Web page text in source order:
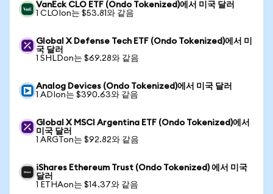
VanEck CLO ETF (Ondo Tokenized)에서 미국 달러
1 CLOIon는 $53.81와 같음
Global X Defense Tech ETF (Ondo Tokenized)에서 미
국 달러
1 SHLDon는 $69.28와 같음
Analog Devices (Ondo Tokenized)에서 미국 달러
1 ADIon는 $390.63와 같음
Global X MSCI Argentina ETF (Ondo Tokenized)에서
미국 달러
1 ARGTon는 $92.82와 같음
iShares Ethereum Trust (Ondo Tokenized) 에서 미국
달러
1 ETHAon는 $14.37와 같음